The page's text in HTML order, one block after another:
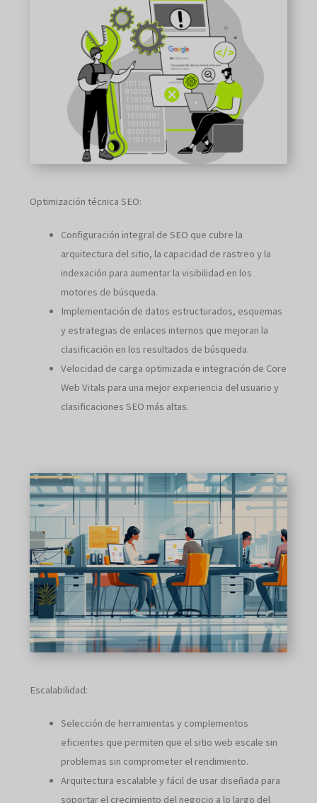
Optimización técnica SEO:
Configuración integral de SEO que cubre la
arquitectura del sitio, la capacidad de rastreo y la
indexación para aumentar la visibilidad en los
motores de búsqueda.
Implementación de datos estructurados, esquemas
y estrategias de enlaces internos que mejoran la
clasificación en los resultados de búsqueda.
Velocidad de carga optimizada e integración de Core
Web Vitals para una mejor experiencia del usuario y
clasificaciones SEO más altas.
Escalabilidad:
Selección de herramientas y complementos
eficientes que permiten que el sitio web escale sin
problemas sin comprometer el rendimiento.
Arquitectura escalable y fácil de usar diseñada para
soportar el crecimiento del negocio a lo largo del